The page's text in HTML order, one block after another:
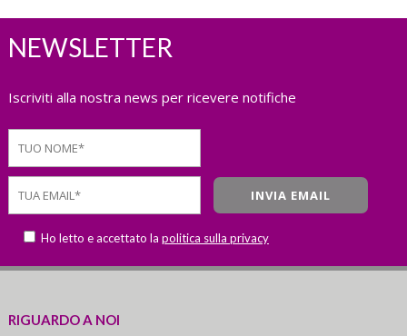
NEWSLETTER
Iscriviti alla nostra news per ricevere notifiche
Ho letto e accettato la politica sulla privacy
RIGUARDO A NOI